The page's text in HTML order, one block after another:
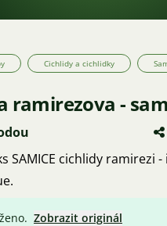
Cichlidy a cichlidky
ramirezova -
SAMICE cichlidy ramirezi
Zobrazit originál